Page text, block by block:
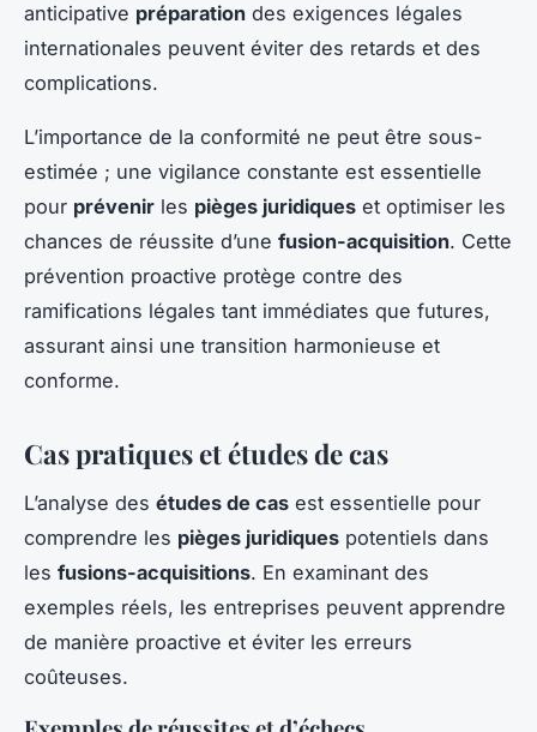
anticipative préparation des exigences légales
internationales peuvent éviter des retards et des
complications.
L’importance de la conformité ne peut être sous-
estimée ; une vigilance constante est essentielle
pour prévenir les pièges juridiques et optimiser les
chances de réussite d’une fusion-acquisition. Cette
prévention proactive protège contre des
ramifications légales tant immédiates que futures,
assurant ainsi une transition harmonieuse et
conforme.
Cas pratiques et études de cas
L’analyse des études de cas est essentielle pour
comprendre les pièges juridiques potentiels dans
les fusions-acquisitions. En examinant des
exemples réels, les entreprises peuvent apprendre
de manière proactive et éviter les erreurs
coûteuses.